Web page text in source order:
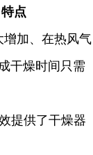
特点
增加、在热风气
干燥时间只需
提供了干燥器